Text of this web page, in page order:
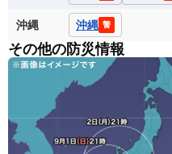
沖縄 沖縄 警
その他の防災情報